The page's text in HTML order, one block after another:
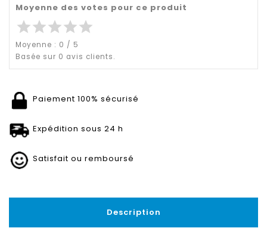
Moyenne des votes pour ce produit
starstarstarstarstar
Moyenne : 0 / 5
Basée sur 0 avis clients.
Paiement 100% sécurisé
Expédition sous 24 h
Satisfait ou remboursé
Description